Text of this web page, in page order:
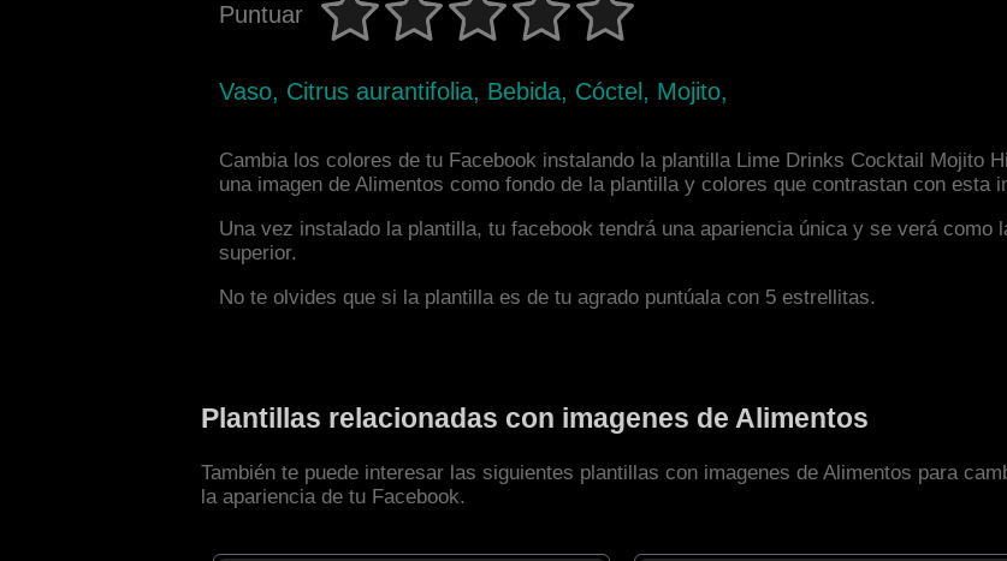
Puntuar
Vaso, Citrus aurantifolia, Bebida, Cóctel, Mojito,
Cambia los colores de tu Facebook instalando la plantilla Lime Drinks Cocktail Mojito
una imagen de Alimentos como fondo de la plantilla y colores que contrastan con esta
Una vez instalado la plantilla, tu facebook tendrá una apariencia única y se verá como
superior.
No te olvides que si la plantilla es de tu agrado puntúala con 5 estrellitas.
Plantillas relacionadas con imagenes de Alimentos
También te puede interesar las siguientes plantillas con imagenes de Alimentos para
la apariencia de tu Facebook.